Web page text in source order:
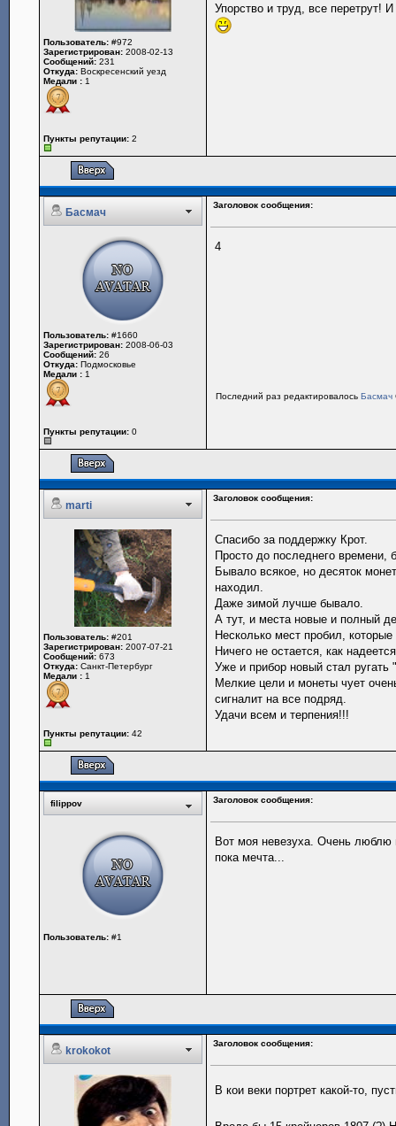
Пользователь: #972
Зарегистрирован: 2008-02-13
Сообщений: 231
Откуда: Воскресенский уезд
Медали : 1
Пункты репутации: 2
Упорство и труд, все перетрут!
Басмач
Заголовок сообщения:
Пользователь: #1660
Зарегистрирован: 2008-06-03
Сообщений: 26
Откуда: Подмосковье
Медали : 1
Пункты репутации: 0
4
Последний раз редактировалосьБасмач
marti
Заголовок сообщения:
Пользователь: #201
Зарегистрирован: 2007-07-21
Сообщений: 673
Откуда: Санкт-Петербург
Медали : 1
Пункты репутации: 42
Спасибо за поддержку Крот.
Просто до последнего времени,
Бывало всякое, но десяток
находил.
Даже зимой лучше бывало.
А тут, и места новые и полный
Несколько мест пробил,
Ничего не остается, как
Уже и прибор новый стал
Мелкие цели и монеты чует
сигналит на все подряд.
Удачи всем и терпения!!!
filippov Заголовок сообщения:
Пользователь: #1
Вот моя невезуха. Очень люблю
пока мечта...
krokokot
Заголовок сообщения:
В кои веки портрет какой-то,